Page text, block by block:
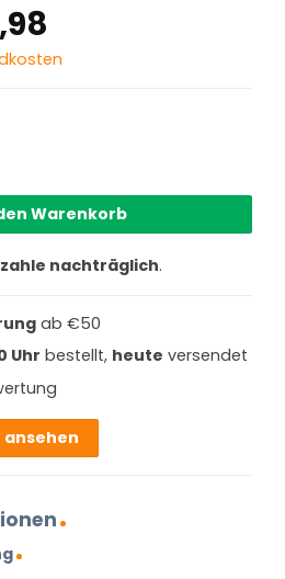
€
Preis
mit Knick Anne Lighting ZigZag
Warenkorb
nachträglich.
ab €50
Uhr bestellt, heute versendet
ansehen